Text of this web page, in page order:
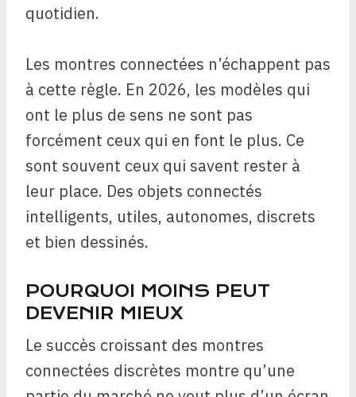
quotidien.
Les montres connectées n’échappent pas
à cette règle. En 2026, les modèles qui
ont le plus de sens ne sont pas
forcément ceux qui en font le plus. Ce
sont souvent ceux qui savent rester à
leur place. Des objets connectés
intelligents, utiles, autonomes, discrets
et bien dessinés.
POURQUOI MOINS PEUT
DEVENIR MIEUX
Le succès croissant des montres
connectées discrètes montre qu’une